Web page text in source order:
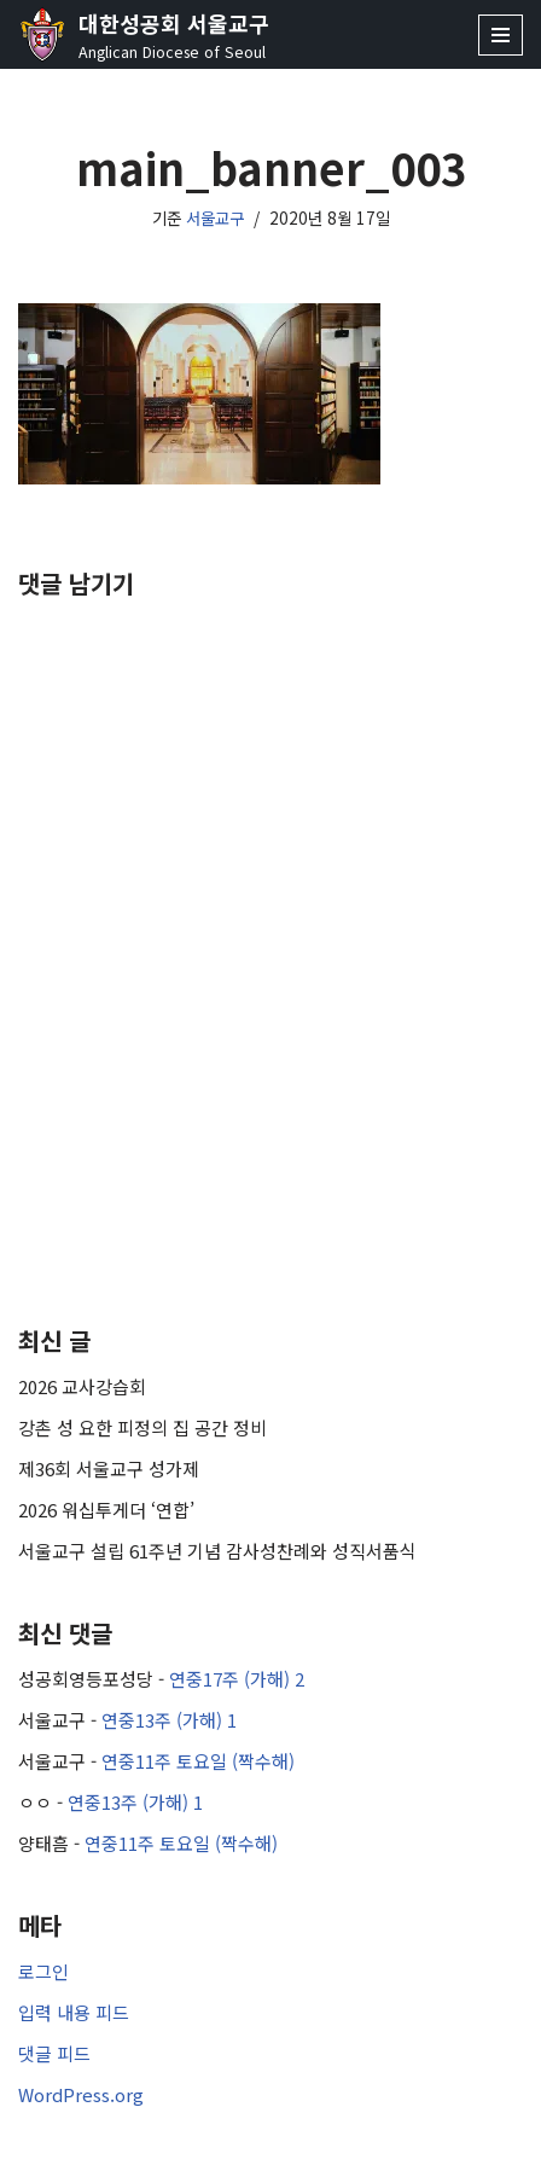
콘
대한성공회 서울교구
Anglican Diocese of Seoul
main_banner_003
기준 서울교구 2020년 8월 17일
댓글 남기기
최신 글
2026 교사강습회
강촌 성 요한 피정의 집 공간 정비
제36회 서울교구 성가제
2026 워십투게더 ‘연합’
서울교구 설립 61주년 기념 감사성찬례와 성직서품식
최신 댓글
성공회영등포성당 - 연중17주 (가해) 2
서울교구 - 연중13주 (가해) 1
서울교구 - 연중11주 토요일 (짝수해)
ㅇㅇ - 연중13주 (가해) 1
양태흠 - 연중11주 토요일 (짝수해)
메타
로그인
입력 내용 피드
댓글 피드
WordPress.org